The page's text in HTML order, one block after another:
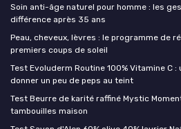
Soin anti-âge naturel pour homme : les
différence après 35 ans
Peau, cheveux, lèvres : le programme de
premiers coups de soleil
Test Evoluderm Routine 100% Vitamine C
donner un peu de peps au teint
Test Beurre de karité raffiné Mystic
tambouilles maison